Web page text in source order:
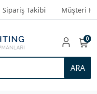
Sipariş Takibi Müşteri
ARA
0